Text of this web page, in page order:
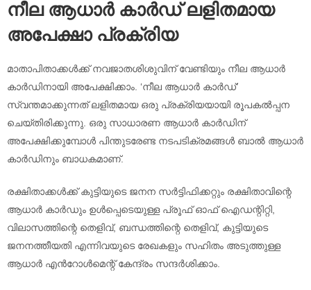
നീല ആധാർ കാർഡ് ലളിതമായ
അപേക്ഷാ പ്രക്രിയ
മാതാപിതാക്കൾക്ക് നവജാതശിശുവിന് വേണ്ടിയും നീല ആധാർ
കാർഡിനായി അപേക്ഷിക്കാം. ‘നീല ആധാർ കാർഡ്’
സ്വന്തമാക്കുന്നത് ലളിതമായ ഒരു പ്രക്രിയയായി രൂപകൽപ്പന
ചെയ്‌തിരിക്കുന്നു. ഒരു സാധാരണ ആധാർ കാർഡിന്
അപേക്ഷിക്കുമ്പോൾ പിന്തുടരേണ്ട നടപടിക്രമങ്ങൾ ബാൽ ആധാർ
കാർഡിനും ബാധകമാണ്.
രക്ഷിതാക്കൾക്ക് ​​കുട്ടിയുടെ ജനന സർട്ടിഫിക്കറ്റും രക്ഷിതാവിന്റെ
ആധാർ കാർഡും ഉൾപ്പെടെയുള്ള പ്രൂഫ് ഓഫ് ഐഡന്റിറ്റി,
വിലാസത്തിന്റെ തെളിവ്, ബന്ധത്തിന്റെ തെളിവ്, കുട്ടിയുടെ
ജനനത്തീയതി എന്നിവയുടെ രേഖകളും സഹിതം അടുത്തുള്ള
ആധാർ എൻറോൾമെന്റ് കേന്ദ്രം സന്ദർശിക്കാം.